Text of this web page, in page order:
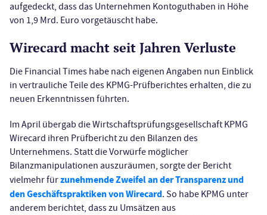
aufgedeckt, dass das Unternehmen Kontoguthaben in Höhe
von 1,9 Mrd. Euro vorgetäuscht habe.
Wirecard macht seit Jahren Verluste
Die Financial Times habe nach eigenen Angaben nun Einblick
in vertrauliche Teile des KPMG-Prüfberichtes erhalten, die zu
neuen Erkenntnissen führten.
Im April übergab die Wirtschaftsprüfungsgesellschaft KPMG
Wirecard ihren Prüfbericht zu den Bilanzen des
Unternehmens. Statt die Vorwürfe möglicher
Bilanzmanipulationen auszuräumen, sorgte der Bericht
vielmehr fürzunehmende Zweifel an der Transparenz und
den Geschäftspraktiken von Wirecard. So habe KPMG unter
anderem berichtet, dass zu Umsätzen aus